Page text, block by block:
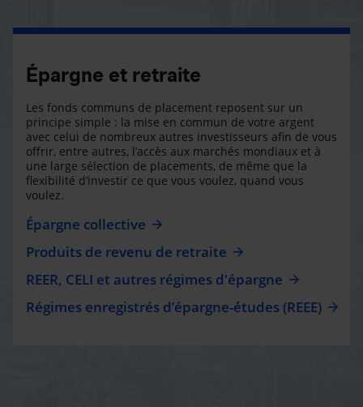
Épargne et retraite
Les fonds communs de placement reposent sur un
principe simple : la mise en commun de votre argent
avec celui de nombreux autres investisseurs afin de vous
offrir, entre autres, l’accès aux marchés mondiaux et à
une large sélection de placements, de même que la
flexibilité d’investir ce que vous voulez, quand vous
voulez.
Épargne collective
Produits de revenu de retraite
REER, CELI et autres régimes d'épargne
Régimes enregistrés d’épargne-études (REEE)